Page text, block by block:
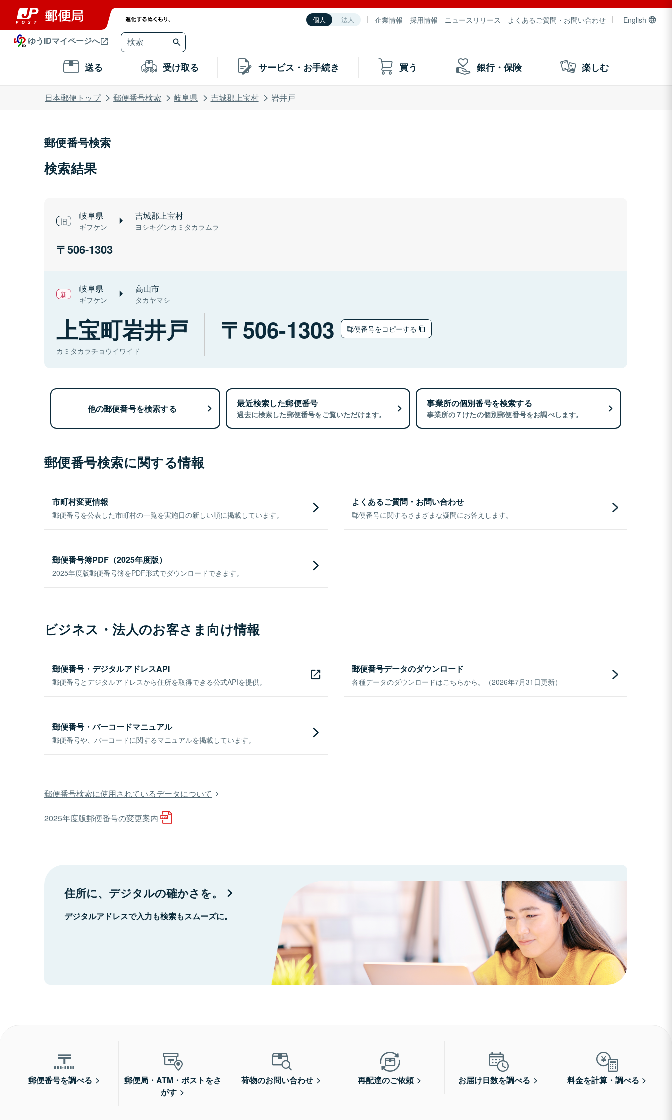
個人 法人 企業情報 採用情報 ニュースリリース よくあるご質問・お問い合わせ English
ゆうIDマイページへ
送る 受け取る サービス・お手続き 買う 銀行・保険 楽しむ
日本郵便トップ 郵便番号検索 岐阜県 吉城郡上宝村 岩井戸
郵便番号検索
検索結果
岐阜県
ギフケン
吉城郡上宝村
ヨシキグンカミタカラムラ
506-1303
岐阜県
ギフケン
高山市
タカヤマシ
上宝町岩井戸
カミタカラチョウイワイド
506-1303 郵便番号をコピーする
他の郵便番号を検索する 最近検索した郵便番号
過去に検索した郵便番号をご覧いただけます。
事業所の個別番号を検索する
事業所の７けたの個別郵便番号をお調べします。
郵便番号検索に関する情報
市町村変更情報
郵便番号を公表した市町村の一覧を実施日の新しい順に掲載しています。
よくあるご質問・お問い合わせ
郵便番号に関するさまざまな疑問にお答えします。
郵便番号簿PDF（2025年度版）
2025年度版郵便番号簿をPDF形式でダウンロードできます。
ビジネス・法人のお客さま向け情報
郵便番号・デジタルアドレスAPI
郵便番号とデジタルアドレスから住所を取得できる公式APIを提供。
郵便番号データのダウンロード
各種データのダウンロードはこちらから。（2026年7月31日更新）
郵便番号・バーコードマニュアル
郵便番号や、バーコードに関するマニュアルを掲載しています。
郵便番号検索に使用されているデータについて
2025年度版郵便番号の変更案内
住所に、デジタルの確かさを。
デジタルアドレスで入力も検索もスムーズに。
郵便番号を調べる
郵便局・ATM・ポストをさ
がす
荷物のお問い合わせ 再配達のご依頼 お届け日数を調べる 料金を計算・調べる